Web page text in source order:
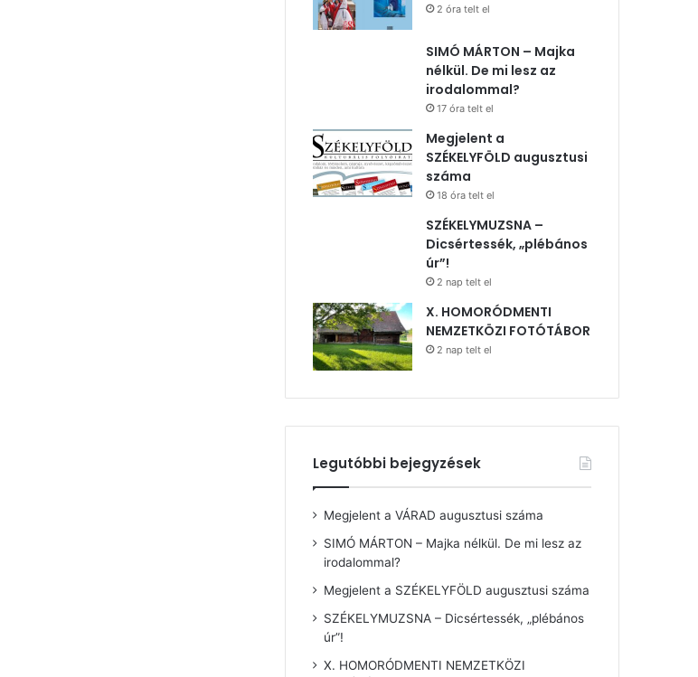
2 óra telt el
SIMÓ MÁRTON – Majka
nélkül. De mi lesz az
irodalommal?
17 óra telt el
Megjelent a
SZÉKELYFÖLD augusztusi
száma
18 óra telt el
SZÉKELYMUZSNA –
Dicsértessék, „plébános
úr”!
2 nap telt el
X. HOMORÓDMENTI
NEMZETKÖZI FOTÓTÁBOR
2 nap telt el
Legutóbbi bejegyzések
Megjelent a VÁRAD augusztusi száma
SIMÓ MÁRTON – Majka nélkül. De mi lesz az
irodalommal?
Megjelent a SZÉKELYFÖLD augusztusi száma
SZÉKELYMUZSNA – Dicsértessék, „plébános
úr”!
X. HOMORÓDMENTI NEMZETKÖZI